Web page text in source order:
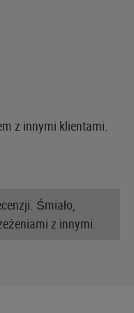
z innymi klientami.
Śmiało,
z innymi.